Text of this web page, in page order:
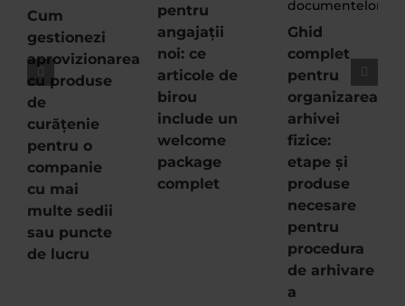
Cum
gestionezi
aprovizionarea
cu produse
de
curățenie
pentru o
companie
cu mai
multe sedii
sau puncte
de lucru
pentru
angajații
noi: ce
articole de
birou
include un
welcome
package
complet
Ghid
complet
pentru
organizarea
arhivei
fizice:
etape și
produse
necesare
pentru
procedura
de arhivare
a